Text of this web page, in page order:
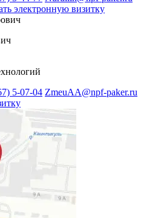
электронную визитку
5-07-04 ZmeuAA@npf-paker.ru